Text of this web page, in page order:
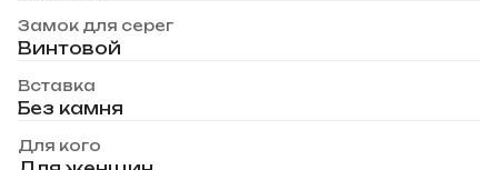
Замок для серег
Винтовой
Вставка
Без камня
Для кого